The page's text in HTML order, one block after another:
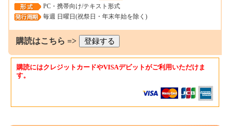
PC・携帯向け/テキスト形式
毎週 日曜日(祝祭日・年末年始を除く)
購読はこちら =>
購読にはクレジットカードやVISAデビットがご利用いただけま
す。